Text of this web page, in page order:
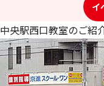
イ
中央駅西口教室のご紹